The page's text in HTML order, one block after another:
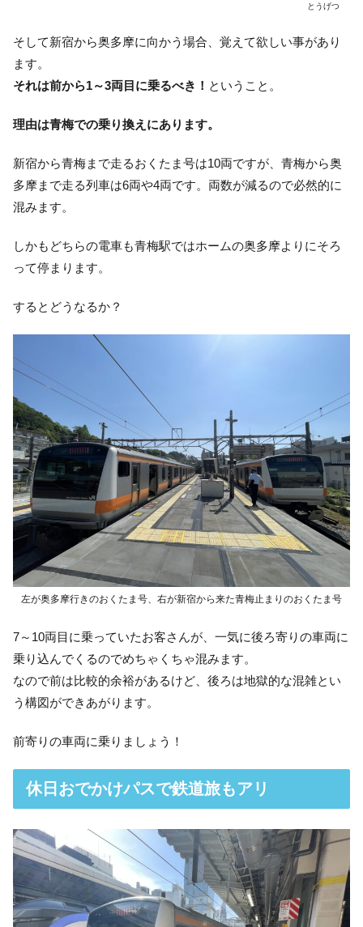
とうげつ
そして新宿から奥多摩に向かう場合、覚えて欲しい事があり
ます。
それは前から1～3両目に乗るべき！ ということ。
理由は青梅での乗り換えにあります。
新宿から青梅まで走るおくたま号は10両ですが、青梅から奥
多摩まで走る列車は6両や4両です。両数が減るので必然的に
混みます。
しかもどちらの電車も青梅駅ではホームの奥多摩よりにそろ
って停まります。
するとどうなるか？
左が奥多摩行きのおくたま号、右が新宿から来た青梅止まりのおくたま号
7～10両目に乗っていたお客さんが、一気に後ろ寄りの車両に
乗り込んでくるのでめちゃくちゃ混みます。
なので前は比較的余裕があるけど、後ろは地獄的な混雑とい
う構図ができあがります。
前寄りの車両に乗りましょう！
休日おでかけパスで鉄道旅もアリ